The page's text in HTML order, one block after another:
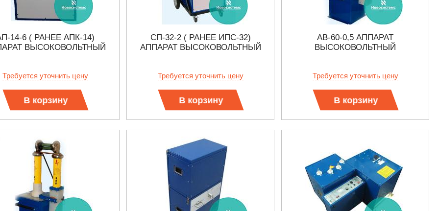
14-6 ( РАНЕЕ АПК-14)
ВЫСОКОВОЛЬТНЫЙ
Требуется уточнить цену
В корзину
СП-32-2 ( РАНЕЕ ИПС-32)
АППАРАТ ВЫСОКОВОЛЬТНЫЙ
Требуется уточнить цену
В корзину
АВ-60-0,5 АППАРАТ
ВЫСОКОВОЛЬТНЫЙ
Требуется уточнить цену
В корзину